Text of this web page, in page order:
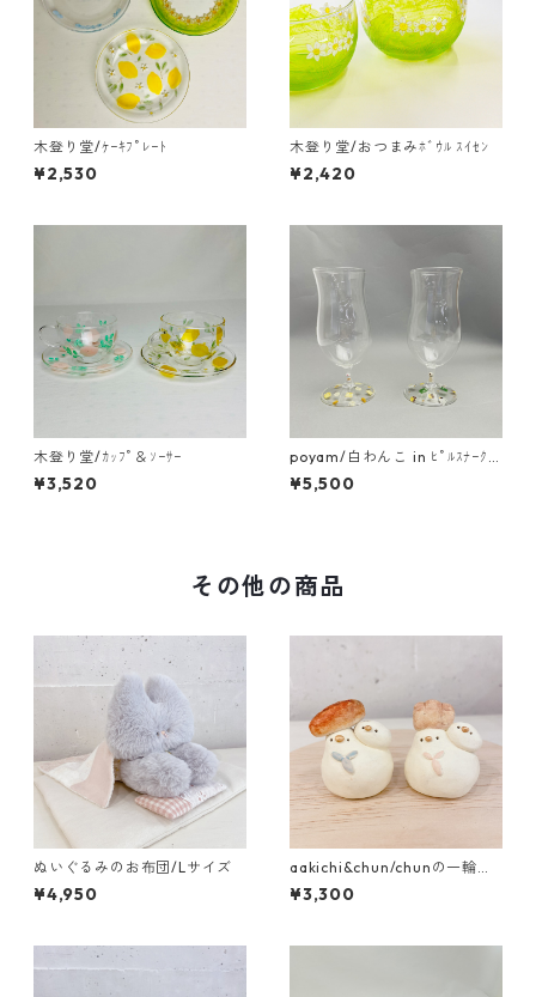
木登り堂/ｹｰｷﾌﾟﾚｰﾄ
¥2,530
木登り堂/おつまみﾎﾞｳﾙ ｽｲｾﾝ
¥2,420
木登り堂/ｶｯﾌﾟ＆ｿｰｻｰ
¥3,520
poyam/白わんこ in ﾋﾟﾙｽﾅｰｸﾞ
ﾗｽ
¥5,500
その他の商品
ぬいぐるみのお布団/Lサイズ
¥4,950
aakichi&chun/chunの一輪挿
し ﾊﾟﾝ各種
¥3,300